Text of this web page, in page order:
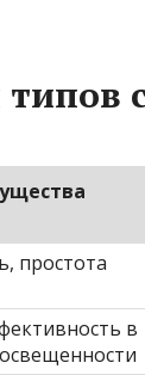
простота
в